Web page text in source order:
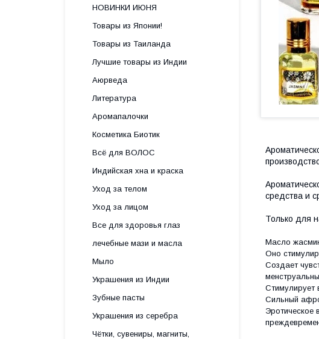
средства и
Только для
Масло
Оно
Создает
Стимулирует
Сильный
Эротическое
НОВИНКИ ИЮНЯ
Товары из Японии!
Товары из Таиланда
Лучшие товары из Индии
Аюрведа
Литература
Аромапалочки
Косметика Биотик
Всё для ВОЛОС
Индийская хна и краска
Уход за телом
Уход за лицом
Все для здоровья глаз
лечебные мази и масла
Мыло
Украшения из Индии
Зубные пасты
Украшения из серебра
Чётки, сувениры, магниты,